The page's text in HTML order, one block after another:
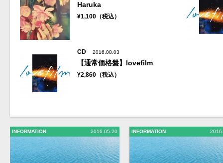
Haruka
¥1,100（税込）
CD 2016.08.03
【通常価格盤】lovefilm
¥2,860（税込）
INFORMATION 2016.05.20 INFORMATION